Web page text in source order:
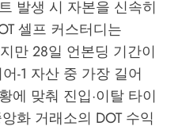
발생 시 자본을 신속히
셀프 커스터디는
만 28일 언본딩 기간이
-1 자산 중 가장 길어
에 맞춰 진입·이탈 타이
화 거래소의 DOT 수익